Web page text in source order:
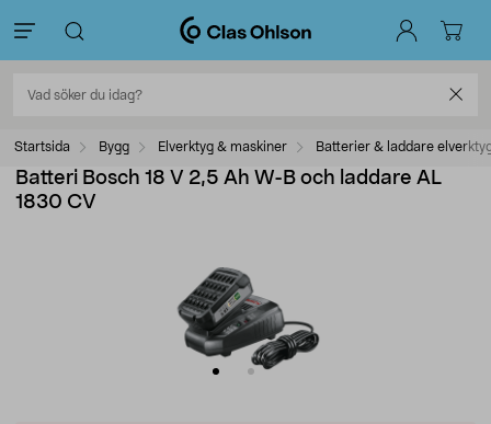
Startsida Bygg Elverktyg & maskiner Batterier & laddare
Batteri Bosch 18 V 2,5 Ah W-B och laddare AL
1830 CV